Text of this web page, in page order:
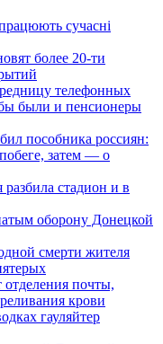
сучасні
более 20-ти
телефонных
были и пенсионеры
пособника россиян:
затем — о
стадион и в
оборону Донецкой
смерти жителя
почты,
крови
гауляйтер